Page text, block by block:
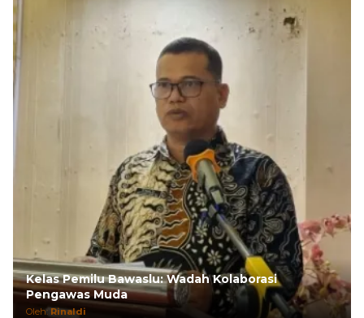
Kelas Pemilu Bawaslu: Wadah Kolaborasi
Pengawas Muda
Oleh:Rinaldi